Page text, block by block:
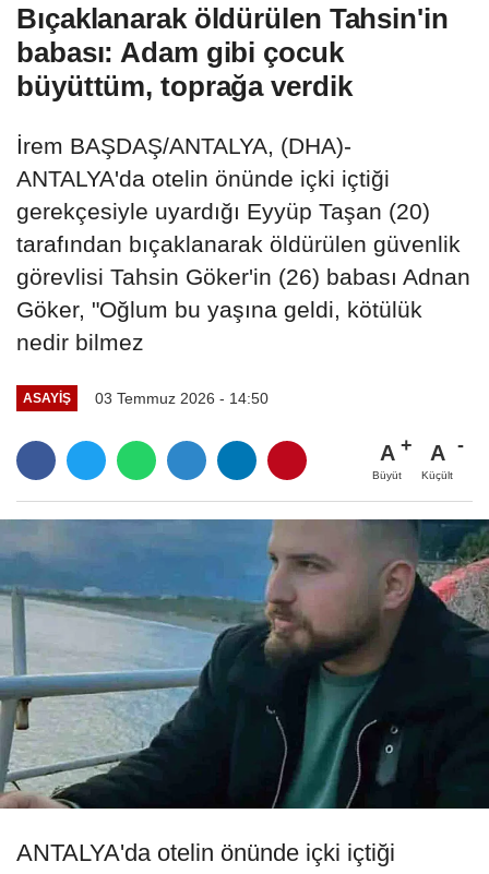
Bıçaklanarak öldürülen Tahsin'in
babası: Adam gibi çocuk
büyüttüm, toprağa verdik
İrem BAŞDAŞ/ANTALYA, (DHA)-
ANTALYA'da otelin önünde içki içtiği
gerekçesiyle uyardığı Eyyüp Taşan (20)
tarafından bıçaklanarak öldürülen güvenlik
görevlisi Tahsin Göker'in (26) babası Adnan
Göker, "Oğlum bu yaşına geldi, kötülük
nedir bilmez
ASAYIŞ 03 Temmuz 2026 - 14:50
A
Büyüt
A
Küçült
ANTALYA'da otelin önünde içki içtiği